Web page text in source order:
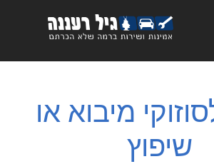
מיבוא או
שיפוץ